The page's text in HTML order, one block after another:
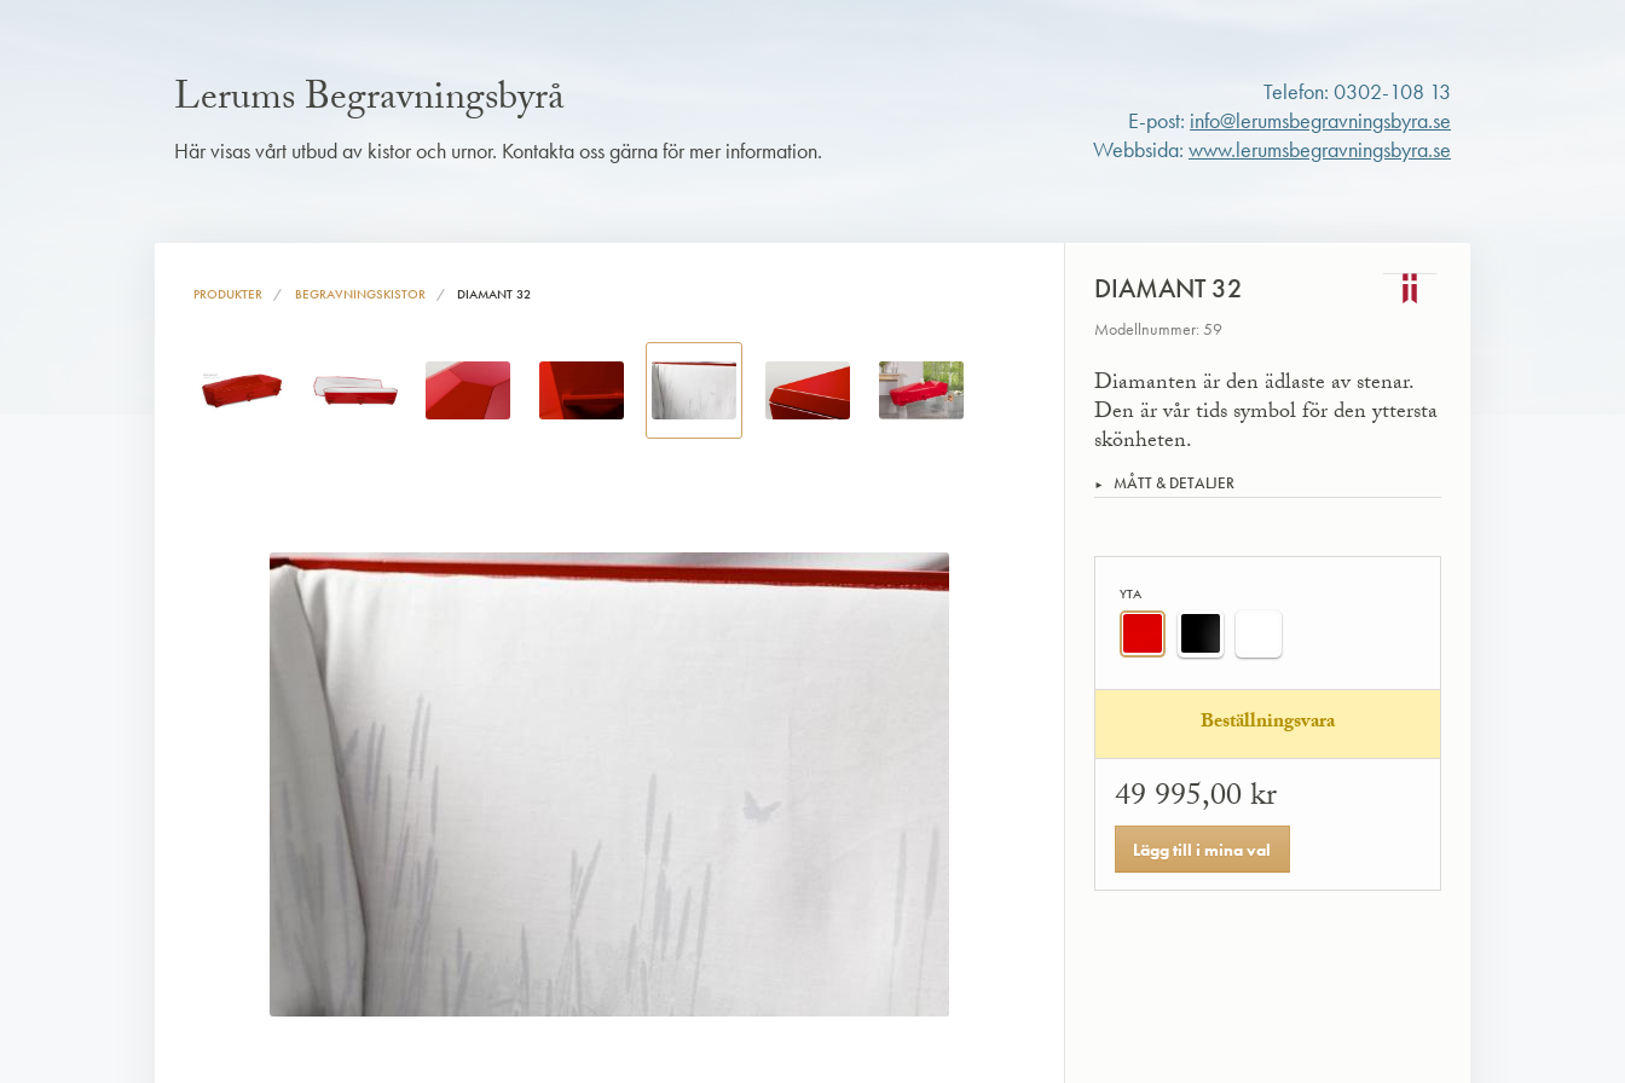
Lerums Begravningsbyrå
Här visas vårt utbud av kistor och urnor. Kontakta oss gärna för mer information.
Telefon: 0302-108 13
E-post: info@lerumsbegravningsbyra.se
Webbsida: www.lerumsbegravningsbyra.se
PRODUKTER BEGRAVNINGSKISTOR DIAMANT 32 DIAMANT 32
Modellnummer: 59
Diamanten är den ädlaste av stenar.
Den är vår tids symbol för den yttersta
skönheten.
MÅTT & DETALJER
YTA
Beställningsvara
49 995,00 kr
Lägg till i mina val